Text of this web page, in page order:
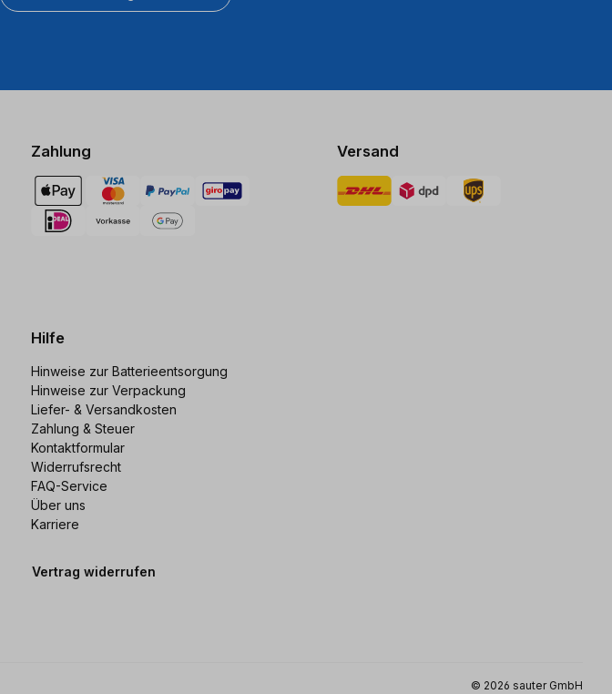
Zahlung Versand
Hilfe
Hinweise zur Batterieentsorgung
Hinweise zur Verpackung
Liefer- & Versandkosten
Zahlung & Steuer
Kontaktformular
Widerrufsrecht
FAQ-Service
Über uns
Karriere
Vertrag widerrufen
© 2026 sauter GmbH